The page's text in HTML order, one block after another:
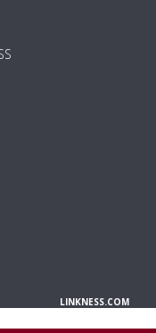
LINKNESS.COM